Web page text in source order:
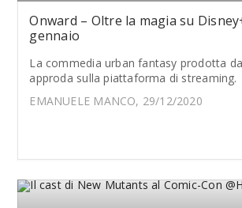
Onward – Oltre la magia su
gennaio
La commedia urban fantasy prodotta
approda sulla piattaforma di streaming.
EMANUELE MANCO, 29/12/2020